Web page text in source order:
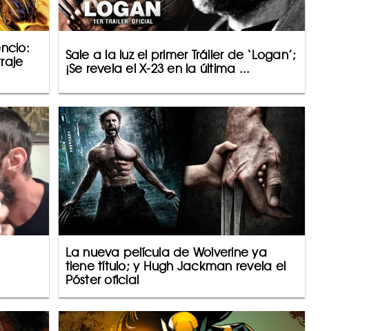
Sale a la luz el primer Tráiler de ‘Logan’;
¡Se revela el X-23 en la última ...
La nueva película de Wolverine ya
tiene título; y Hugh Jackman revela el
Póster oficial